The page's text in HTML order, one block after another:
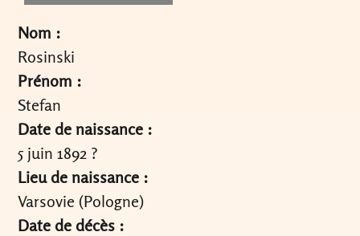
Nom :
Rosinski
Prénom :
Stefan
Date de naissance :
5 juin 1892 ?
Lieu de naissance :
Varsovie (Pologne)
Date de décès :